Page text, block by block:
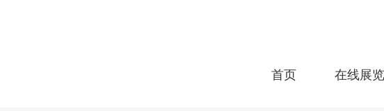
首页 在线展览